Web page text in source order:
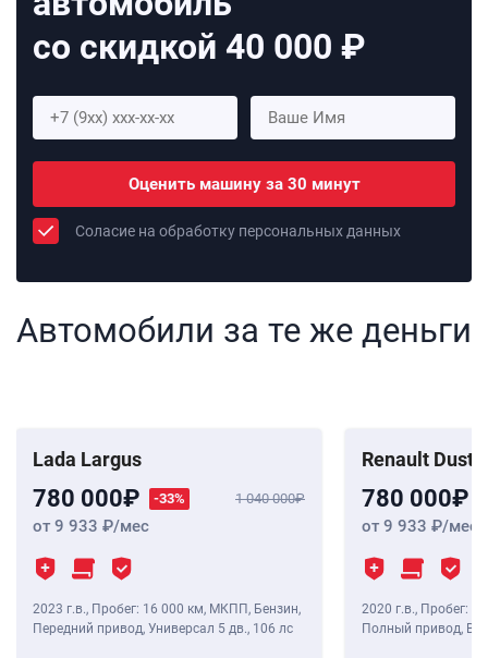
со скидкой 40 000 ₽
Оценить машину за 30 минут
Соласие на обработку персональных данных
Автомобили за те же деньги
Lada Largus
780 000 -33% 1 040 000
от 9 933 /мес
2023 г.в., Пробег: 16 000 км, МКПП, Бензин,
Передний привод, Универсал 5 дв., 106 лс
Renault
780 000
от 9 933 /мес
2020 г.в., Пробег:
Полный привод,